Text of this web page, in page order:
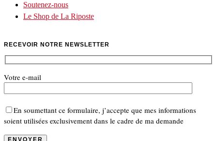
Soutenez-nous
Le Shop de La Riposte
RECEVOIR NOTRE NEWSLETTER
Votre e-mail
En soumettant ce formulaire, j’accepte que mes informations
soient utilisées exclusivement dans le cadre de ma demande